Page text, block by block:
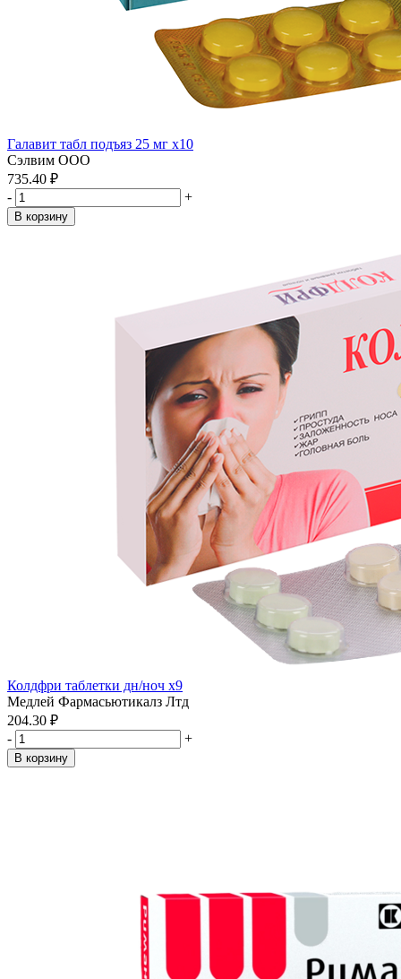
Галавит табл подъяз 25 мг x10
Сэлвим ООО
735.40 ₽
-
+
В корзину
Колдфри таблетки дн/ноч x9
Медлей Фармасьютикалз Лтд
204.30 ₽
-
+
В корзину